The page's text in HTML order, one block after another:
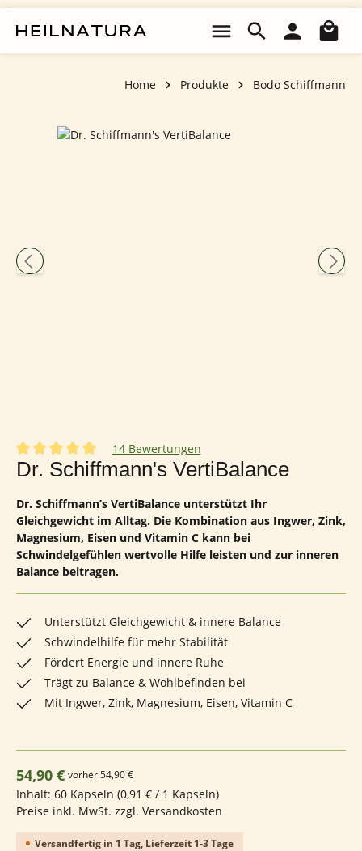
Home Produkte Bodo Schiffmann
Bildergalerie überspringen
Durchschnittliche Bewertung von 5 von 5 Sternen
14 Bewertungen
Dr. Schiffmann's VertiBalance
Dr. Schiffmann’s VertiBalance unterstützt Ihr
Gleichgewicht im Alltag. Die Kombination aus Ingwer, Zink,
Magnesium, Eisen und Vitamin C kann bei
Schwindelgefühlen wertvolle Hilfe leisten und zur inneren
Balance beitragen.
Unterstützt Gleichgewicht & innere Balance
Schwindelhilfe für mehr Stabilität
Fördert Energie und innere Ruhe
Trägt zu Balance & Wohlbefinden bei
Mit Ingwer, Zink, Magnesium, Eisen, Vitamin C
Regulärer Preis:
54,90 € vorher 54,90 €
Inhalt: 60 Kapseln (0,91 € / 1 Kapseln)
Preise inkl. MwSt. zzgl. Versandkosten
Versandfertig in 1 Tag, Lieferzeit 1-3 Tage